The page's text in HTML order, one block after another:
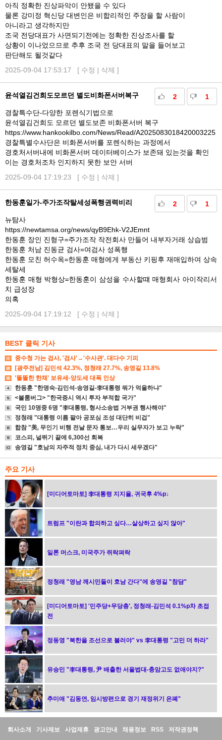
아직 정확한 진상파악이 안됐을 수 있다
물론 강미정 혁신당 대변인은 비합리적인 주장을 할 사람이
아니라고 생각하지만
조국 전당대표가 사면되기전에는 정확한 진상조사를 할
상황이 이나었으므로 추후 조국 전 당대표의 말을 들어보고
판단해도 될것같다
2025-09-04 17:53:17 [ 수정 | 삭제 ]
2 1
윤석열김건희도모르던 별도비화폰서버복구
경찰특수단-다양한 포렌식기법으로
윤석열김건희도 모르던 별도보존 비화폰서버 복구
https://www.hankookilbo.com/News/Read/A2025083018420003225
경찰특별수사단은 비화폰서버를 포렌식하는 과정에서
경호처서버내에 비화폰서버 데이터베이스가 보존돼 있는것을 확인
이는 경호처조차 인지하지 못한 보안 서버
2025-09-04 17:19:23 [ 수정 | 삭제 ]
2 1
한동훈일가-주가조작탈세성폭행권력비리
뉴탐사
https://newtamsa.org/news/qyB9Ehk-V2JEmnt
한동훈 장인 진형구=주가조작 작전회사 만들어 내부자거래 상습범
한동훈 처남 진동균 검사=여검사 성폭행
한동훈 모친 허수옥=한동훈 매형에게 부동산 키핑후 재매입하여 상속
세탈세
한동훈 매형 박형상=한동훈이 삼성을 수사할떄 매형회사 아이작리서
치 급성장
의혹
2025-09-04 17:19:12 [ 수정 | 삭제 ]
BEST 클릭 기사
중수청 가는 검사, '검사'→'수사관'. 대다수 기피
[광주전남] 김민석 42.3%, 정청래 27.7%, 송영길 13.8%
'똘똘한 한채' 보유세-양도세 대폭 인상
한동훈 "한명숙-김민석-송영길-李대통령 뭐가 억울하냐"
<블룸버그> "한국증시 역시 투자 부적합 국가"
국민 10명중 6명 "李대통령, 형사소송법 거부권 행사해야"
정청래 "대통령 이름 팔아 공포심 조성 대단히 비겁"
합참 "美, 무인기 비행 전날 문자 통보…우리 실무자가 보고 누락"
코스피, 널뛰기 끝에 6,300선 회복
송영길 "호남의 자주적 정치 중심, 내가 다시 세우겠다"
주요 기사
[미디어토마토] 李대통령 지지율, 귀국후 4%p↓
트럼프 "이란과 합의하고 싶다…살상하고 싶지 않아"
일론 머스크, 미국주가 쥐락펴락
정청래 "영남 깨시민들이 호남 간다"에 송영길 "참담"
[미디어토마토] '민주당+무당층', 정청래-김민석 0.1%p차 초접
전
정동영 "북한을 조선으로 불러야" vs 李대통령 "고민 더 하라"
유승민 "李대통령, 尹 배출한 서울법대-충암고도 없애야지?"
추미애 "김동연, 임시방편으로 경기 재정위기 은폐"
정회사소개 기사제보 사업제휴 광고안내 채용정보 RSS 저작권정책